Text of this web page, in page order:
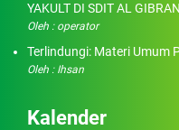
YAKULT DI SDIT AL
Oleh : operator
Terlindungi: Materi Umum
Oleh : Ihsan
Kalender